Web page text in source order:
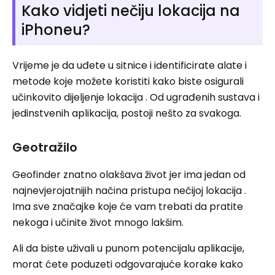
Kako vidjeti nečiju lokacija na
iPhoneu?
Vrijeme je da uđete u sitnice i identificirate alate i
metode koje možete koristiti kako biste osigurali
učinkovito dijeljenje lokacija . Od ugrađenih sustava i
jedinstvenih aplikacija, postoji nešto za svakoga.
Geotražilo
Geofinder znatno olakšava život jer ima jedan od
najnevjerojatnijih načina pristupa nečijoj lokacija .
Ima sve značajke koje će vam trebati da pratite
nekoga i učinite život mnogo lakšim.
Ali da biste uživali u punom potencijalu aplikacije,
morat ćete poduzeti odgovarajuće korake kako